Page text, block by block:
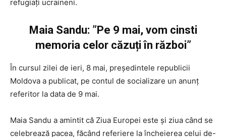
refugiaţi ucraineni.
Maia Sandu: ”Pe 9 mai, vom cinsti
memoria celor căzuți în război”
În cursul zilei de ieri, 8 mai, președintele republicii
Moldova a publicat, pe contul de socializare un anunț
referitor la data de 9 mai.
Maia Sandu a amintit că Ziua Europei este și ziua când se
celebrează pacea, făcând referiere la încheierea celui de-